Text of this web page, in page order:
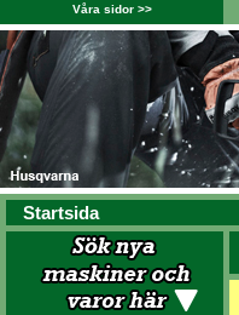
Våra sidor >>
Startsida